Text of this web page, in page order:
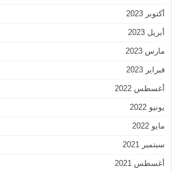
أكتوبر 2023
أبريل 2023
مارس 2023
فبراير 2023
أغسطس 2022
يونيو 2022
مايو 2022
سبتمبر 2021
أغسطس 2021